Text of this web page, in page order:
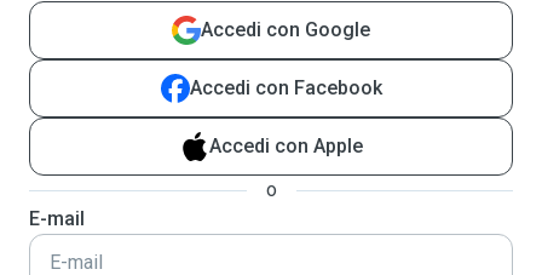
Accedi con Google
Accedi con Facebook
Accedi con Apple
o
E-mail